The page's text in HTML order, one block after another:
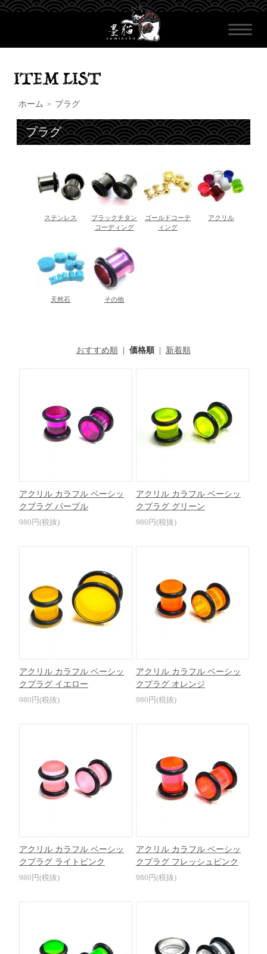
ホーム > プラグ
プラグ
ステンレス
ブラックチタン
コーディング
ゴールドコーテ
ィング
アクリル
天然石 その他
おすすめ順 価格順 新着順
アクリル カラフル ベーシッ
クプラグ パープル
980円(税抜)
アクリル カラフル ベーシッ
クプラグ グリーン
980円(税抜)
アクリル カラフル ベーシッ
クプラグ イエロー
980円(税抜)
アクリル カラフル ベーシッ
クプラグ オレンジ
980円(税抜)
アクリル カラフル ベーシッ
クプラグ ライトピンク
980円(税抜)
アクリル カラフル ベーシッ
クプラグ フレッシュピンク
980円(税抜)